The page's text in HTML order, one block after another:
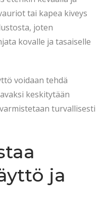
tai kapea kiveys
joten
kovalle ja tasaiselle
voidaan tehdä
keskitytään
turvallisesti
ja